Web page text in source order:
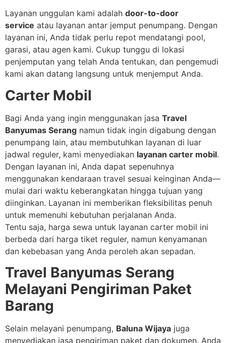
Layanan unggulan kami adalah door-to-door
service atau layanan antar jemput penumpang. Dengan
layanan ini, Anda tidak perlu repot mendatangi pool,
garasi, atau agen kami. Cukup tunggu di lokasi
penjemputan yang telah Anda tentukan, dan pengemudi
kami akan datang langsung untuk menjemput Anda.
Carter Mobil
Bagi Anda yang ingin menggunakan jasa Travel
Banyumas Serang namun tidak ingin digabung dengan
penumpang lain, atau membutuhkan layanan di luar
jadwal reguler, kami menyediakan layanan carter mobil.
Dengan layanan ini, Anda dapat sepenuhnya
menggunakan kendaraan travel sesuai keinginan Anda—
mulai dari waktu keberangkatan hingga tujuan yang
diinginkan. Layanan ini memberikan fleksibilitas penuh
untuk memenuhi kebutuhan perjalanan Anda.
Tentu saja, harga sewa untuk layanan carter mobil ini
berbeda dari harga tiket reguler, namun kenyamanan
dan kebebasan yang Anda peroleh akan sepadan.
Travel Banyumas Serang
Melayani Pengiriman Paket
Barang
Selain melayani penumpang, Baluna Wijaya juga
menyediakan jasa pengiriman paket dan dokumen. Anda